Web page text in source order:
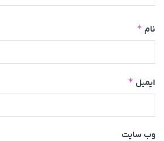
نام *
ایمیل *
وب‌ سایت